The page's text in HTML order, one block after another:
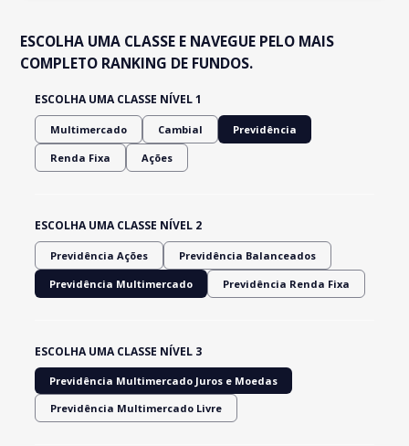
ESCOLHA UMA CLASSE E NAVEGUE PELO MAIS
COMPLETO RANKING DE FUNDOS.
ESCOLHA UMA CLASSE NÍVEL 1
Multimercado Cambial Previdência
Renda Fixa Ações
ESCOLHA UMA CLASSE NÍVEL 2
Previdência Ações Previdência Balanceados
Previdência Multimercado Previdência Renda Fixa
ESCOLHA UMA CLASSE NÍVEL 3
Previdência Multimercado Juros e Moedas
Previdência Multimercado Livre